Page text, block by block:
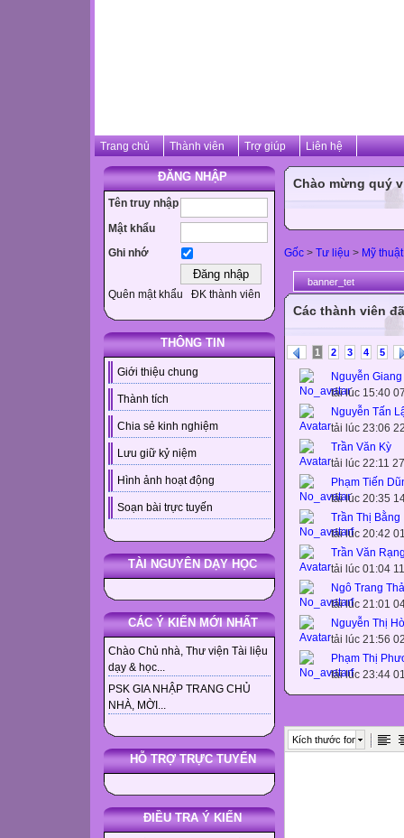
Trang chủ Thành viên Trợ giúp Liên hệ
ĐĂNG NHẬP
Tên truy nhập
Mật khẩu
Ghi nhớ
Quên mật khẩu ĐK thành viên
THÔNG TIN
Giới thiệu chung
Thành tích
Chia sẻ kinh nghiệm
Lưu giữ kỷ niệm
Hình ảnh hoạt động
Soạn bài trực tuyến
TÀI NGUYÊN DẠY HỌC
CÁC Ý KIẾN MỚI NHẤT
Chào Chủ nhà, Thư viện Tài liệu
dạy & học...
PSK GIA NHẬP TRANG CHỦ
NHÀ, MỜI...
HỖ TRỢ TRỰC TUYẾN
ĐIỀU TRA Ý KIẾN
Chào mừng quý
Gốc > Tư liệu > Mỹ thuật
banner_tet
Các thành viên
1 2 3 4 5
Nguyễn Giang
tải lúc 15:40
Nguyễn Tấn
tải lúc 23:06
Trần Văn Kỳ
tải lúc 22:11
Phạm Tiến
tải lúc 20:35
Trần Thị Bằng
tải lúc 20:42
Trần Văn
tải lúc 01:04
Ngô Trang
tải lúc 21:01
Nguyễn Thị
tải lúc 21:56
Phạm Thị
tải lúc 23:44
Kích thước font